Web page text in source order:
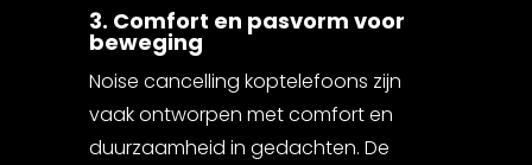
3. Comfort en pasvorm voor
beweging
Noise cancelling koptelefoons zijn
vaak ontworpen met comfort en
duurzaamheid in gedachten. De